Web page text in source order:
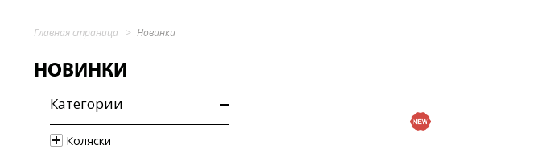
Главная страница Новинки
НОВИНКИ
Категории
Коляски